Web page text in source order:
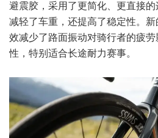
避震胶，采用了更简化、更直接
减轻了车重，还提高了稳定性。
效减少了路面振动对骑行者的疲
性，特别适合长途耐力赛事。